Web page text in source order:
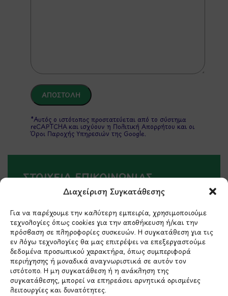
Διαχείριση Συγκατάθεσης
Για να παρέχουμε την καλύτερη εμπειρία, χρησιμοποιούμε
τεχνολογίες όπως cookies για την αποθήκευση ή/και την
πρόσβαση σε πληροφορίες συσκευών. Η συγκατάθεση για τις
εν λόγω τεχνολογίες θα μας επιτρέψει να επεξεργαστούμε
δεδομένα προσωπικού χαρακτήρα, όπως συμπεριφορά
περιήγησης ή μοναδικά αναγνωριστικά σε αυτόν τον
ιστότοπο. Η μη συγκατάθεση ή η ανάκληση της
συγκατάθεσης, μπορεί να επηρεάσει αρνητικά ορισμένες
λειτουργίες και δυνατότητες.
*Αυτός ο ιστότοπος προστατεύεται από το σύστημα
reCAPTCHA και ισχύουν η Πολιτική Απορρήτου και οι
Όροι Παροχής Υπηρεσιώντης Google.
ΣΤΟΙΧΕΙΑ ΕΠΙΚΟΙΝΩΝΙΑΣ
Λ.Περικλέους 56,
Χολαργός 15561
210 6522282
info@ypografi.com